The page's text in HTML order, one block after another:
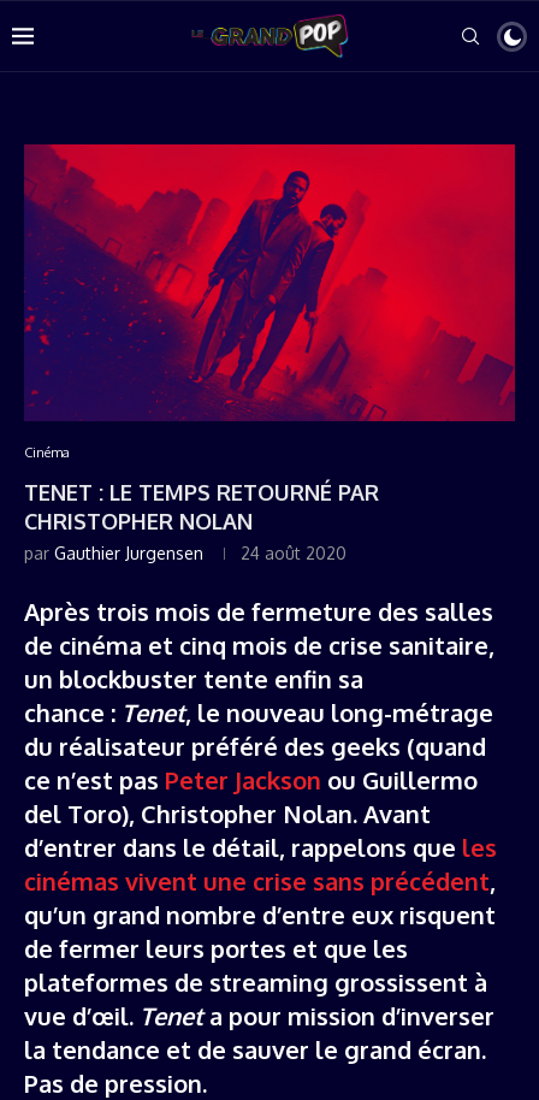
Cinéma
TENET : LE TEMPS RETOURNÉ PAR
CHRISTOPHER NOLAN
par Gauthier Jurgensen 24 août 2020
Après trois mois de fermeture des salles
de cinéma et cinq mois de crise sanitaire,
un blockbuster tente enfin sa
chance : Tenet, le nouveau long-métrage
du réalisateur préféré des geeks (quand
ce n’est pas Peter Jackson ou Guillermo
del Toro), Christopher Nolan. Avant
d’entrer dans le détail, rappelons que les
cinémas vivent une crise sans précédent,
qu’un grand nombre d’entre eux risquent
de fermer leurs portes et que les
plateformes de streaming grossissent à
vue d’œil. Teneta pour mission d’inverser
la tendance et de sauver le grand écran.
Pas de pression.